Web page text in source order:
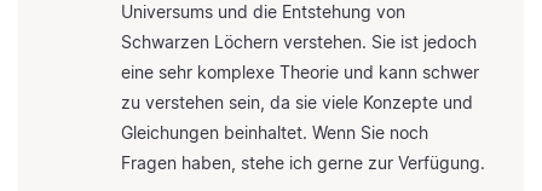
Universums und die Entstehung von
Schwarzen Löchern verstehen. Sie ist jedoch
eine sehr komplexe Theorie und kann schwer
zu verstehen sein, da sie viele Konzepte und
Gleichungen beinhaltet. Wenn Sie noch
Fragen haben, stehe ich gerne zur Verfügung.